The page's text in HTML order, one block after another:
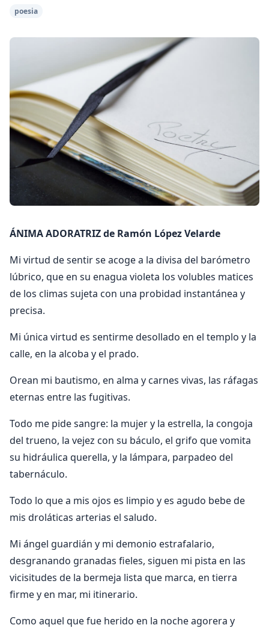
poesia
ÁNIMA ADORATRIZ de Ramón López Velarde
Mi virtud de sentir se acoge a la divisa del barómetro
lúbrico, que en su enagua violeta los volubles matices
de los climas sujeta con una probidad instantánea y
precisa.
Mi única virtud es sentirme desollado en el templo y la
calle, en la alcoba y el prado.
Orean mi bautismo, en alma y carnes vivas, las ráfagas
eternas entre las fugitivas.
Todo me pide sangre: la mujer y la estrella, la congoja
del trueno, la vejez con su báculo, el grifo que vomita
su hidráulica querella, y la lámpara, parpadeo del
tabernáculo.
Todo lo que a mis ojos es limpio y es agudo bebe de
mis droláticas arterias el saludo.
Mi ángel guardián y mi demonio estrafalario,
desgranando granadas fieles, siguen mi pista en las
vicisitudes de la bermeja lista que marca, en tierra
firme y en mar, mi itinerario.
Como aquel que fue herido en la noche agorera y